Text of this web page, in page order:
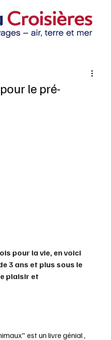
le pré-
pour la vie, en voici
3 ans et plus sous le
plaisir et
est un livre génial ,